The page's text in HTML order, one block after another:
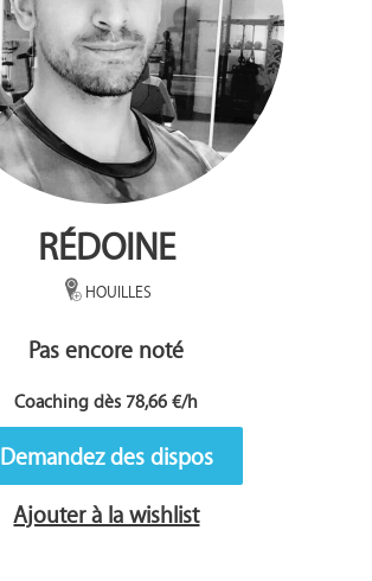
RÉDOINE
HOUILLES
Pas encore noté
Coaching dès 78,66 €/h
Demandez des dispos
Ajouter à la wishlist